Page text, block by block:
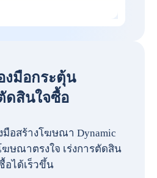
งมือกระตุ้น
ดสินใจซื้อ
มือสร้างโฆษณา Dynamic
ฆษณาตรงใจ เร่งการตัดสิน
อได้เร็วขึ้น